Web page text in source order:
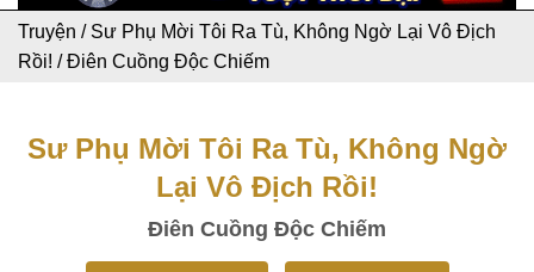
Truyện / Sư Phụ Mời Tôi Ra Tù, Không Ngờ Lại Vô Địch
Rồi! /Điên Cuồng Độc Chiếm
Sư Phụ Mời Tôi Ra Tù, Không Ngờ
Lại Vô Địch Rồi!
Điên Cuồng Độc Chiếm